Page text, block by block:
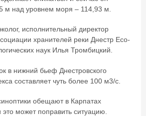
м над уровнем моря – 114,93 м.
исполнительный директор
хранителей реки Днестр Eco-
наук Илья Тромбицкий.
в нижний бьеф Днестровского
составляет чуть более 100 м3/с.
обещают в Карпатах
может поправить ситуацию.